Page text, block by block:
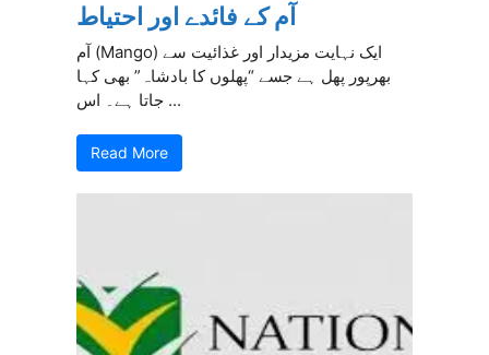
آم کے فائدے اور احتیاط
آم (Mango) ایک نہایت مزیدار اور غذائیت سے
بھرپور پھل ہے جسے “پھلوں کا بادشاہ” بھی کہا
جاتا ہے۔ اس ...
Read More